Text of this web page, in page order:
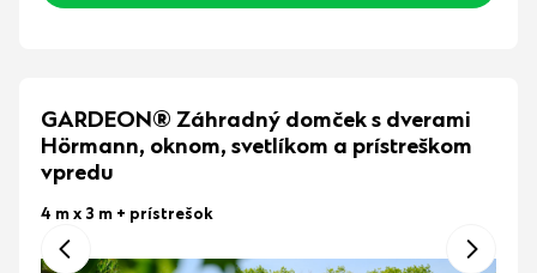
GARDEON® Záhradný domček s dverami
Hörmann, oknom, svetlíkom a prístreškom
vpredu
4 m x 3 m + prístrešok